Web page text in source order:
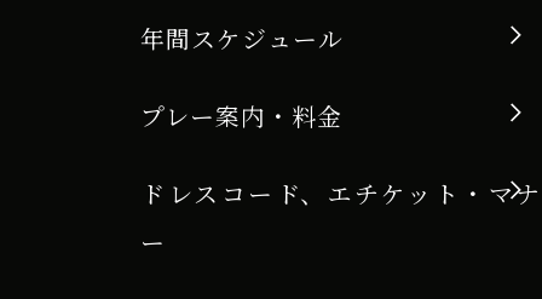
年間スケジュール
プレー案内・料金
ドレスコード、エチケット・マナ
ー